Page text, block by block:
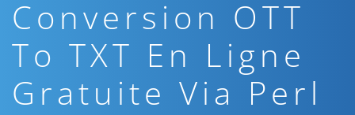
Conversion OTT
To TXT En Ligne
Gratuite Via Perl